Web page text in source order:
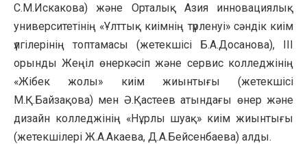
С.М.Искакова) және Орталық Азия инновациялық
университетінің «Ұлттық киімнің түрленуі» сәндік киім
үлгілерінің топтамасы (жетекшісі Б.А.Досанова), ІІІ
орынды Жеңіл өнеркәсіп және сервис колледжінің
«Жібек жолы» киім жиынтығы (жетекшісі
М.Қ.Байзақова) мен Ә.Қастеев атындағы өнер және
дизайн колледжінің «Нұрлы шуақ» киім жиынтығы
(жетекшілері Ж.А.Акаева, Д.А.Бейсенбаева) алды.